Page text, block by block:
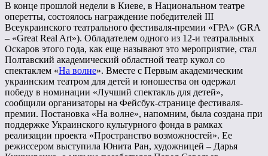
В конце прошлой недели в Киеве, в Национальном театре
оперетты, состоялось награждение победителей III
Всеукраинского театрального фестиваля-премии «ГРА» (GRA
– «Great Real Art»). Обладателем одного из 12-и театральных
Оскаров этого года, как еще называют это мероприятие, стал
Полтавский академический областной театр кукол со
спектаклем «На волне». Вместе с Первым академическим
украинским театром для детей и юношества он одержал
победу в номинации «Лучший спектакль для детей»,
сообщили организаторы на Фейсбук-странице фестиваля-
премии. Постановка «На волне», напомним, была создана при
поддержке Украинского культурного фонда в рамках
реализации проекта «Пространство возможностей». Ее
режиссером выступила Юнита Ран, художницей – Дарья